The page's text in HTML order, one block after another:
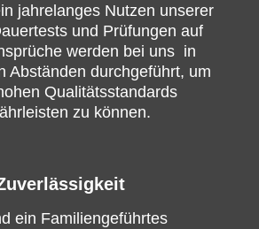
jahrelanges Nutzen unserer
und Prüfungen auf
werden bei uns in
Abständen durchgeführt, um
Qualitätsstandards
zu können.
ein Familiengeführtes